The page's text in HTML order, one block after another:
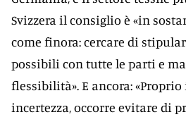
Svizzera il consiglio è «in
come finora: cercare di
possibili con tutte le parti e
flessibilità». E ancora:
incertezza, occorre evitare di